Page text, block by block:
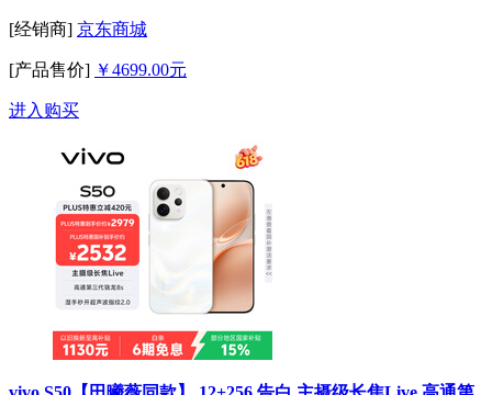
[经销商] 京东商城
[产品售价] ￥4699.00元
进入购买